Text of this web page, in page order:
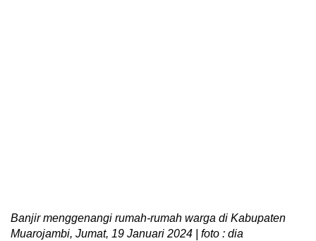
Banjir menggenangi rumah-rumah warga di Kabupaten
Muarojambi, Jumat, 19 Januari 2024 | foto : dia